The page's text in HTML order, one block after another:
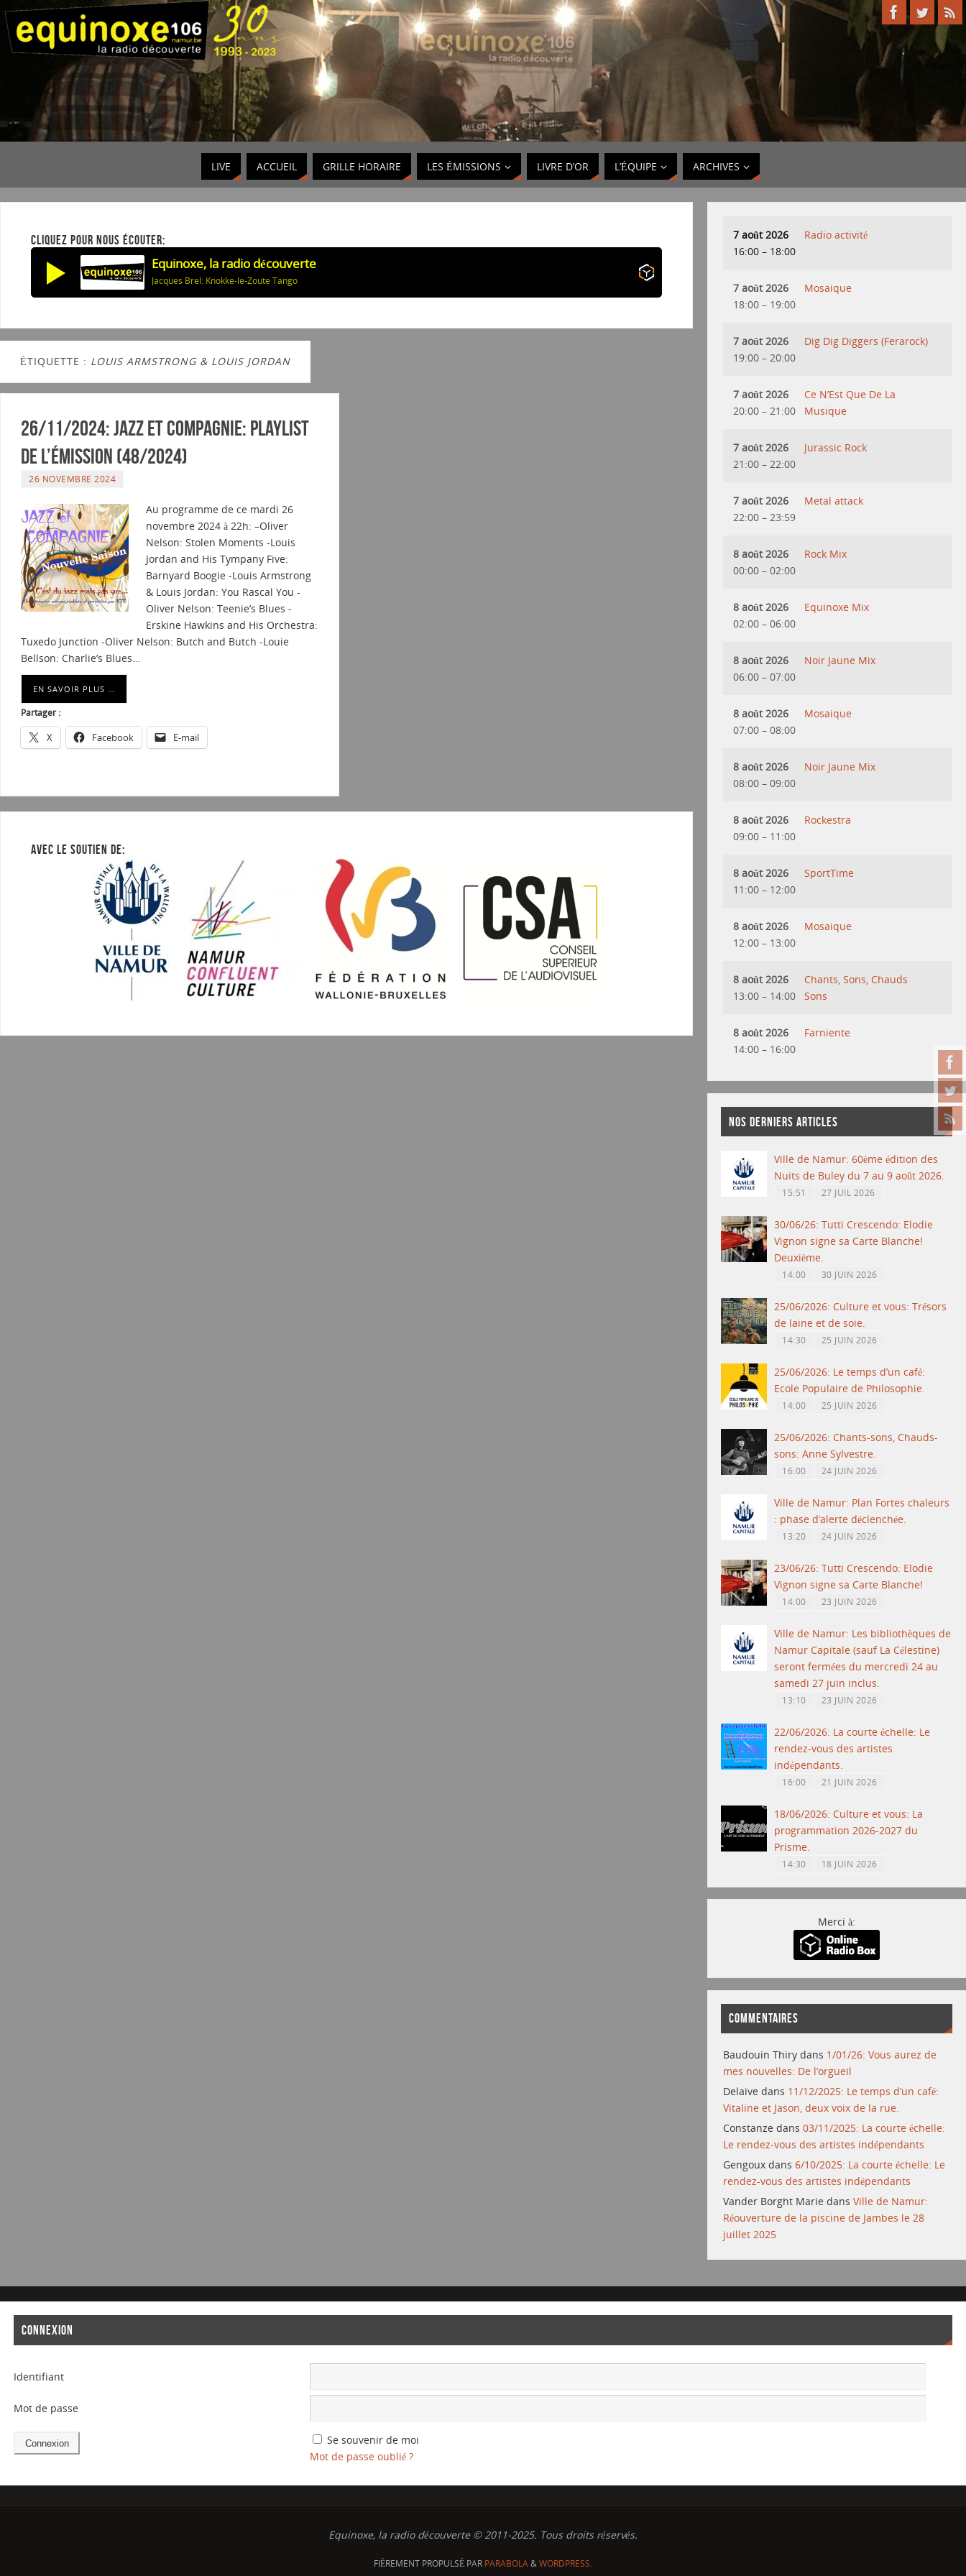
LIVE ACCUEIL GRILLE HORAIRE LES ÉMISSIONS LIVRE D’OR L’ÉQUIPE ARCHIVES
CLIQUEZ POUR NOUS ÉCOUTER:
Equinoxe, la radio découverte
Jacques Brel: Knokke-le-Zoute Tango
ÉTIQUETTE : LOUIS ARMSTRONG & LOUIS JORDAN
26/11/2024: Jazz et Compagnie: Playlist
de l’émission (48/2024)
26 NOVEMBRE 2024
Au programme de ce mardi 26
novembre 2024 à 22h: –Oliver
Nelson: Stolen Moments -Louis
Jordan and His Tympany Five:
Barnyard Boogie -Louis Armstrong
& Louis Jordan: You Rascal You -
Oliver Nelson: Teenie’s Blues -
Erskine Hawkins and His Orchestra:
Tuxedo Junction -Oliver Nelson: Butch and Butch -Louie
Bellson: Charlie’s Blues…
EN SAVOIR PLUS …
Partager :
X Facebook E-mail
AVEC LE SOUTIEN DE:
7 août 2026
16:00 – 18:00
Radio activité
7 août 2026
18:00 – 19:00
Mosaique
7 août 2026
19:00 – 20:00
Dig Dig Diggers (Ferarock)
7 août 2026
20:00 – 21:00
Ce N’Est Que De La
Musique
7 août 2026
21:00 – 22:00
Jurassic Rock
7 août 2026
22:00 – 23:59
Metal attack
8 août 2026
00:00 – 02:00
Rock Mix
8 août 2026
02:00 – 06:00
Equinoxe Mix
8 août 2026
06:00 – 07:00
Noir Jaune Mix
8 août 2026
07:00 – 08:00
Mosaique
8 août 2026
08:00 – 09:00
Noir Jaune Mix
8 août 2026
09:00 – 11:00
Rockestra
8 août 2026
11:00 – 12:00
SportTime
8 août 2026
12:00 – 13:00
Mosaique
8 août 2026
13:00 – 14:00
Chants, Sons, Chauds
Sons
8 août 2026
14:00 – 16:00
Farniente
NOS DERNIERS ARTICLES
Ville de Namur: 60ème édition des
Nuits de Buley du 7 au 9 août 2026.
15:51 27 JUIL 2026
30/06/26: Tutti Crescendo: Elodie
Vignon signe sa Carte Blanche!
Deuxième.
14:00 30 JUIN 2026
25/06/2026: Culture et vous: Trésors
de laine et de soie.
14:30 25 JUIN 2026
25/06/2026: Le temps d’un café:
Ecole Populaire de Philosophie.
14:00 25 JUIN 2026
25/06/2026: Chants-sons, Chauds-
sons: Anne Sylvestre.
16:00 24 JUIN 2026
Ville de Namur: Plan Fortes chaleurs
: phase d’alerte déclenchée.
13:20 24 JUIN 2026
23/06/26: Tutti Crescendo: Elodie
Vignon signe sa Carte Blanche!
14:00 23 JUIN 2026
Ville de Namur: Les bibliothèques de
Namur Capitale (sauf La Célestine)
seront fermées du mercredi 24 au
samedi 27 juin inclus.
13:10 23 JUIN 2026
22/06/2026: La courte échelle: Le
rendez-vous des artistes
indépendants.
16:00 21 JUIN 2026
18/06/2026: Culture et vous: La
programmation 2026-2027 du
Prisme.
14:30 18 JUIN 2026
Merci à:
COMMENTAIRES
Baudouin Thiry dans 1/01/26: Vous aurez de
mes nouvelles: De l’orgueil
Delaive dans 11/12/2025: Le temps d’un café:
Vitaline et Jason, deux voix de la rue.
Constanze dans03/11/2025: La courte échelle:
Le rendez-vous des artistes indépendants
Gengoux dans6/10/2025: La courte échelle: Le
rendez-vous des artistes indépendants
Vander Borght Marie dansVille de Namur:
Réouverture de la piscine de Jambes le 28
juillet 2025
CONNEXION
Identifiant
Mot de passe
Se souvenir de moi
Mot de passe oublié ?
Equinoxe, la radio découverte © 2011-2025. Tous droits réservés.
FIÈREMENT PROPULSÉ PAR PARABOLA&WORDPRESS.